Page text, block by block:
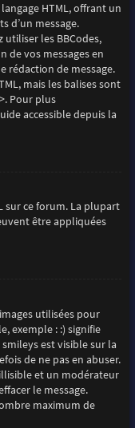
HTML, offrant un
d’un message.
utiliser les BBCodes,
de vos messages en
rédaction de message.
mais les balises sont
Pour plus
accessible depuis la
sur ce forum. La plupart
être appliquées
utilisées pour
exemple : :) signifie
est visible sur la
de ne pas en abuser.
et un modérateur
le message.
maximum de